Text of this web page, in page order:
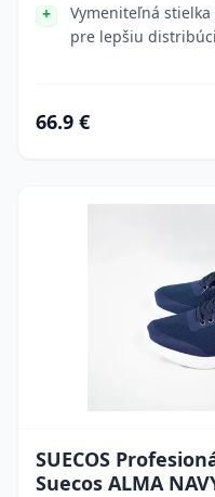
Vymeniteľná
pre lepšiu
66.9 €
SUECOS
Suecos ALMA